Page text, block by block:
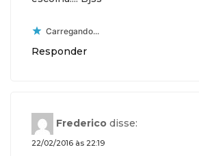
Carregando...
Responder
Frederico disse:
22/02/2016 às 22:19